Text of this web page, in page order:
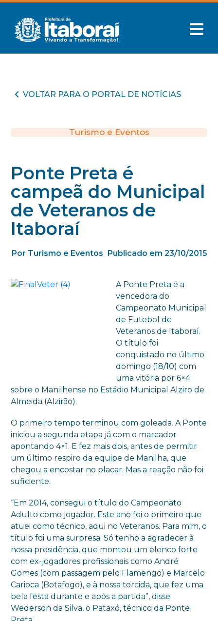
VOLTAR PARA O PORTAL DE NOTÍCIAS
Turismo e Eventos
Ponte Preta é
campeã do Municipal
de Veteranos de
Itaboraí
Por Turismo e Eventos Publicado em 23/10/2015
A Ponte Preta é a
vencedora do
Campeonato Municipal
de Futebol de
Veteranos de Itaboraí.
O título foi
conquistado no último
domingo (18/10) com
uma vitória por 6×4
sobre o Manilhense no Estádio Municipal Alziro de
Almeida (Alzirão).
O primeiro tempo terminou com goleada. A Ponte
iniciou a segunda etapa já com o marcador
apontando 4×1. E fez mais dois, antes de permitir
um último respiro da equipe de Manilha, que
chegou a encostar no placar. Mas a reação não foi
suficiente.
“Em 2014, consegui o título do Campeonato
Adulto como jogador. Este ano foi o primeiro que
atuei como técnico, aqui no Veteranos. Para mim, o
título foi uma surpresa. Só tenho a agradecer à
nossa presidência, que montou um elenco forte
com ex-jogadores profissionais como André
Gomes (com passagem pelo Flamengo) e Marcelo
Carioca (Botafogo), e à nossa torcida, que fez uma
bela festa durante e após a partida”, disse
Wederson da Silva, o Pataxó, técnico da Ponte